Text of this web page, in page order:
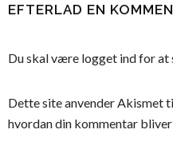
EFTERLAD EN
Du skal være logget indfor at
Dette site anvender Akismet
hvordan din kommentar